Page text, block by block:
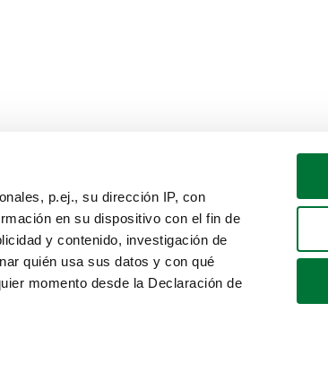
p.ej., su dirección IP, con
en su dispositivo con el fin de
y contenido, investigación de
quién usa sus datos y con qué
momento desde la Declaración de